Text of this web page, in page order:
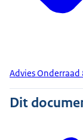
Advies
Dit